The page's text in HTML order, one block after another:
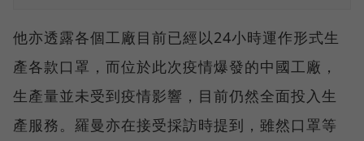
他亦透露各個工廠目前已經以24小時運作形式生
產各款口罩，而位於此次疫情爆發的中國工廠，
生產量並未受到疫情影響，目前仍然全面投入生
產服務。羅曼亦在接受採訪時提到，雖然口罩等